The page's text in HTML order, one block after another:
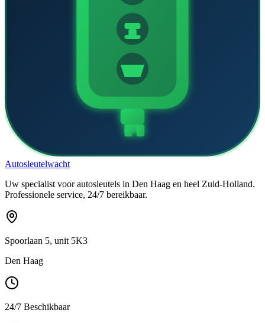
Autosleutelwacht
Uw specialist voor autosleutels in Den Haag en heel Zuid-Holland.
Professionele service, 24/7 bereikbaar.
Spoorlaan 5, unit 5K3
Den Haag
24/7 Beschikbaar